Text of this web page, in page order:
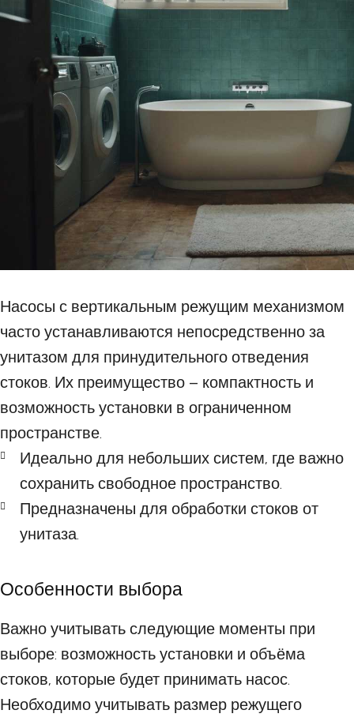
Насосы с вертикальным режущим механизмом
часто устанавливаются непосредственно за
унитазом для принудительного отведения
стоков. Их преимущество – компактность и
возможность установки в ограниченном
пространстве.
Идеально для небольших систем, где важно
сохранить свободное пространство.
Предназначены для обработки стоков от
унитаза.
Особенности выбора
Важно учитывать следующие моменты при
выборе: возможность установки и объёма
стоков, которые будет принимать насос.
Необходимо учитывать размер режущего